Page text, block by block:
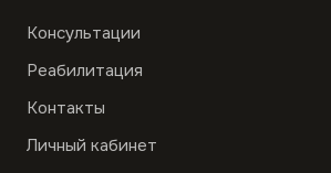
Консультации
Реабилитация
Контакты
Личный кабинет